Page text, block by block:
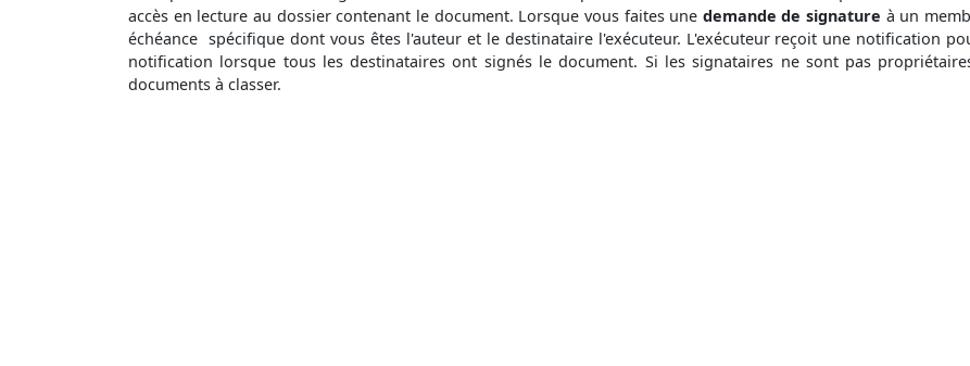
accès en lecture au dossier contenant le document. Lorsque vous faites une demande de signature à un
échéance spécifique dont vous êtes l'auteur et le destinataire l'exécuteur. L'exécuteur reçoit une notification
notification lorsque tous les destinataires ont signés le document. Si les signataires ne sont pas
documents à classer.